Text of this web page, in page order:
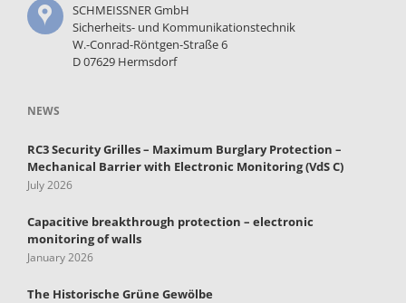
SCHMEISSNER GmbH
Sicherheits- und Kommunikationstechnik
W.-Conrad-Röntgen-Straße 6
D 07629 Hermsdorf
NEWS
RC3 Security Grilles – Maximum Burglary Protection –
Mechanical Barrier with Electronic Monitoring (VdS C)
July 2026
Capacitive breakthrough protection – electronic
monitoring of walls
January 2026
The Historische Grüne Gewölbe